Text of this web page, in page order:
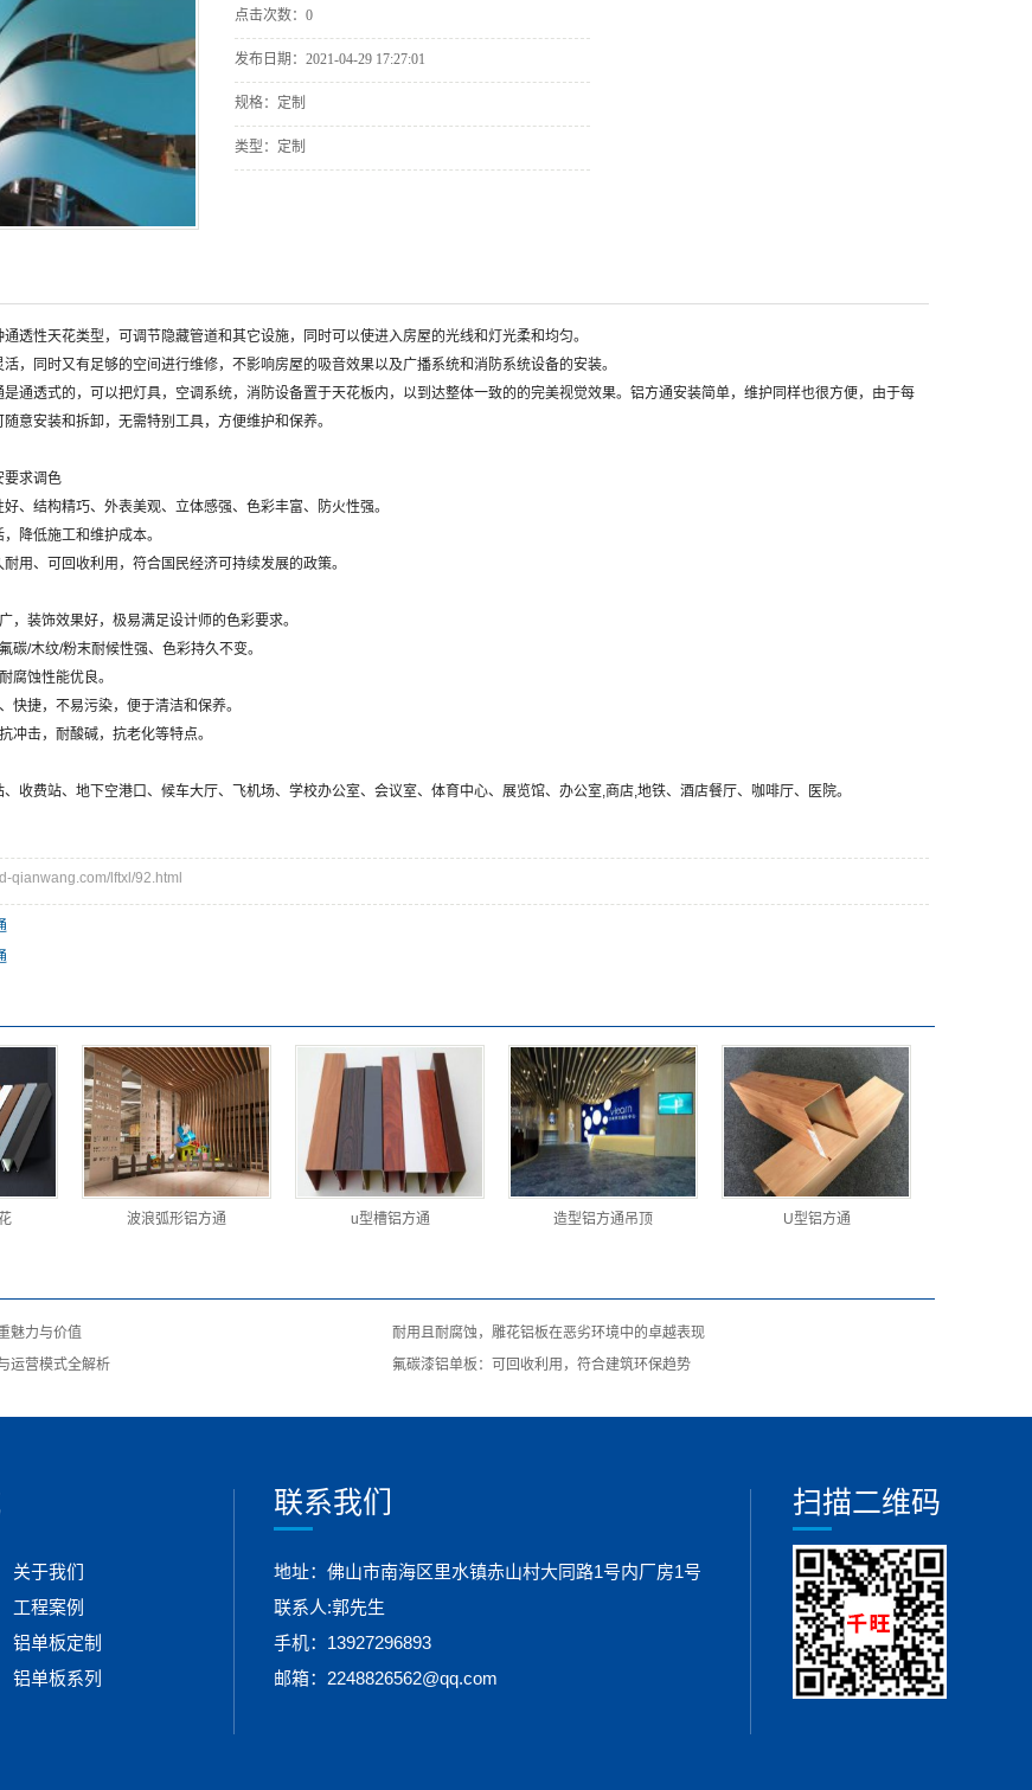
点击次数： 0
发布日期： 2021-04-29 17:27:01
规格：定制
类型：定制
性天花类型，可调节隐藏管道和其它设施，同时可以使进入房屋的光线和灯光柔和均匀。
同时又有足够的空间进行维修，不影响房屋的吸音效果以及广播系统和消防系统设备的安装。
透式的，可以把灯具，空调系统，消防设备置于天花板内，以到达整体一致的的完美视觉效果。铝方通安装简单，维护同样也很方便，由于每
意安装和拆卸，无需特别工具，方便维护和保养。
求调色
结构精巧、外表美观、立体感强、色彩丰富、防火性强。
低施工和维护成本。
、可回收利用，符合国民经济可持续发展的政策。
装饰效果好，极易满足设计师的色彩要求。
/木纹/粉末耐候性强、色彩持久不变。
蚀性能优良。
捷，不易污染，便于清洁和保养。
击，耐酸碱，抗老化等特点。
费站、地下空港口、候车大厅、飞机场、学校办公室、会议室、体育中心、展览馆、办公室,商店,地铁、酒店餐厅、咖啡厅、医院。
qianwang.com/lftxl/92.html
波浪弧形铝方通 u型槽铝方通 造型铝方通吊顶 U型铝方通
魅力与价值
耐用且耐腐蚀，雕花铝板在恶劣环境中的卓越表现
运营模式全解析
氟碳漆铝单板：可回收利用，符合建筑环保趋势
关于我们
工程案例
铝单板定制
铝单板系列
联系我们
地址：佛山市南海区里水镇赤山村大同路1号内厂房1号
联系人:郭先生
手机：13927296893
邮箱：2248826562@qq.com
扫描二维码